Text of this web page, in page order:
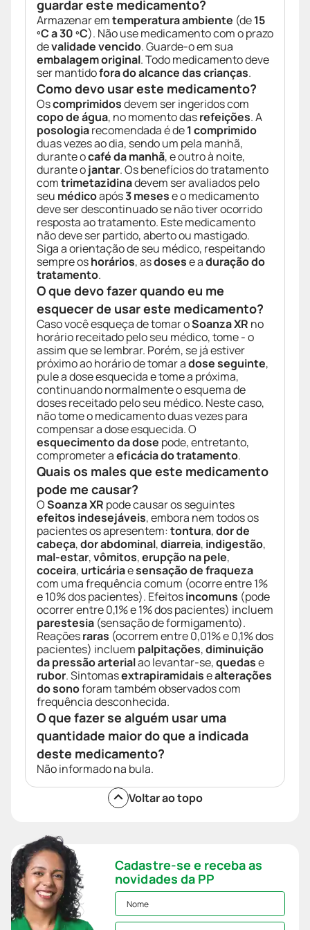
guardar este medicamento?
Armazenar emtemperatura ambiente (de15
ºC a 30 ºC). Não use medicamento com o prazo
devalidade vencido. Guarde-o em sua
embalagem original. Todo medicamento deve
ser mantidofora do alcance das crianças.
Como devo usar este medicamento?
Oscomprimidosdevem ser ingeridos com
copo de água, no momento dasrefeições. A
posologiarecomendada é de1 comprimido
duas vezes ao dia, sendo um pela manhã,
durante ocafé da manhã, e outro à noite,
durante ojantar. Os benefícios do tratamento
comtrimetazidinadevem ser avaliados pelo
seu médicoapós3 mesese o medicamento
deve ser descontinuado se não tiver ocorrido
resposta ao tratamento. Este medicamento
não deve ser partido, aberto ou mastigado.
Siga a orientação de seu médico, respeitando
sempre oshorários, asdosese aduração do
tratamento.
O que devo fazer quando eu me
esquecer de usar este medicamento?
Caso você esqueça de tomar oSoanza XR no
horário receitado pelo seu médico, tome - o
assim que se lembrar. Porém, se já estiver
próximo ao horário de tomar adose seguinte,
pule a dose esquecida e tome a próxima,
continuando normalmente o esquema de
doses receitado pelo seu médico. Neste caso,
não tome o medicamento duas vezes para
compensar a dose esquecida. O
esquecimento da dose pode, entretanto,
comprometer aeficácia do tratamento.
Quais os males que este medicamento
pode me causar?
OSoanza XR pode causar os seguintes
efeitos indesejáveis, embora nem todos os
pacientes os apresentem:tontura,dor de
cabeça,dor abdominal,diarreia, indigestão,
mal-estar,vômitos,erupção na pele,
coceira, urticáriaesensação de fraqueza
com uma frequência comum (ocorre entre 1%
e 10% dos pacientes). Efeitosincomuns (pode
ocorrer entre 0,1% e 1% dos pacientes) incluem
parestesia (sensação de formigamento).
Reaçõesraras (ocorrem entre 0,01% e 0,1% dos
pacientes) incluem palpitações,diminuição
da pressão arterialao levantar-se,quedase
rubor. Sintomasextrapiramidaisealterações
do sonoforam também observados com
frequência desconhecida.
O que fazer se alguém usar uma
quantidade maior do que a indicada
deste medicamento?
Não informado na bula.
Voltar ao topo
Cadastre-se e receba as
novidades da PP